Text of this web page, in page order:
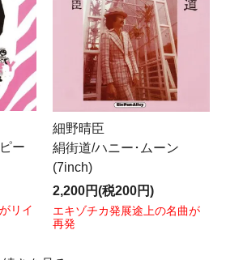
ー
リイ
細野晴臣
絹街道/ハニー･ムーン
(7inch)
2,200円(税200円)
エキゾチカ発展途上の名曲が
再発